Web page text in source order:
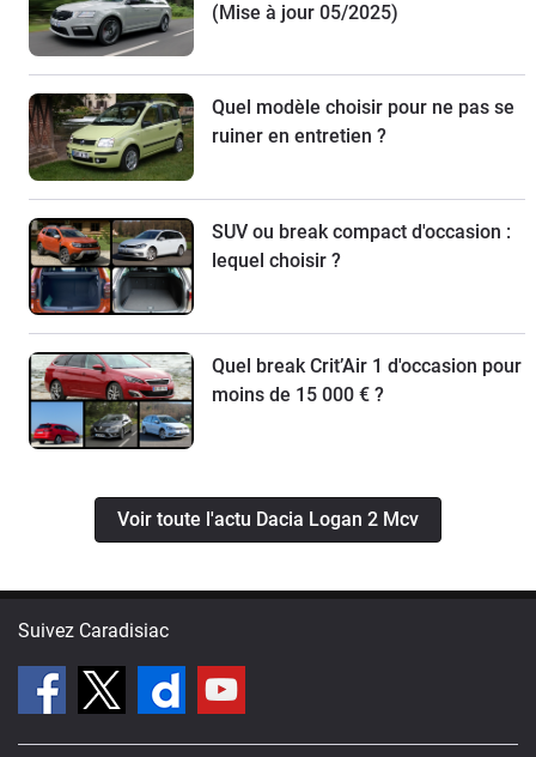
(Mise à jour 05/2025)
Quel modèle choisir pour ne pas se
ruiner en entretien ?
SUV ou break compact d'occasion :
lequel choisir ?
Quel break Crit’Air 1 d'occasion pour
moins de 15 000 € ?
Voir toute l'actu Dacia Logan 2 Mcv
Suivez Caradisiac